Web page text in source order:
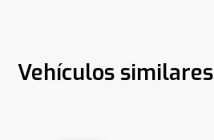
Vehículos similares